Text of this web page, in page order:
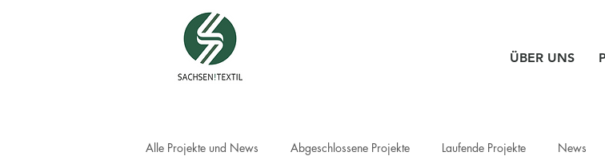
ÜBER UNS
Alle Projekte und News Abgeschlossene Projekte Laufende Projekte News